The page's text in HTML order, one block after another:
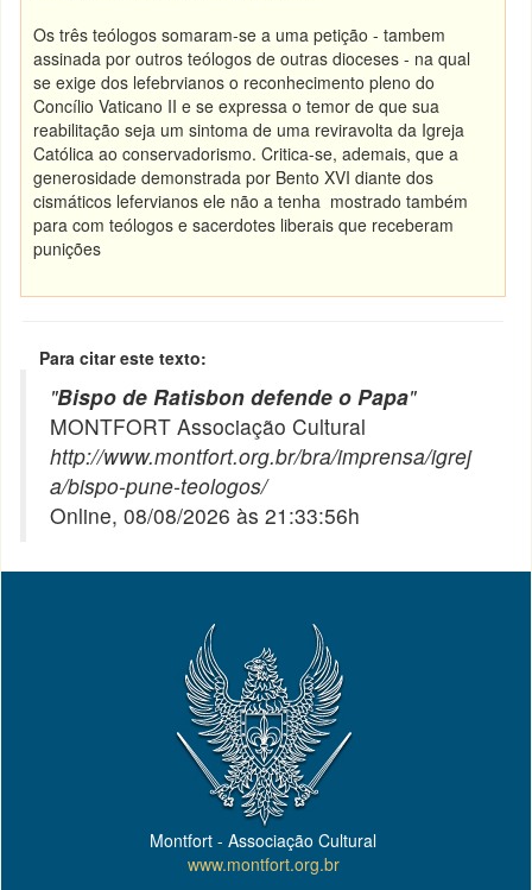
Os três teólogos somaram-se a uma petição - tambem
assinada por outros teólogos de outras dioceses - na qual
se exige dos lefebrvianos o reconhecimento pleno do
Concílio Vaticano II e se expressa o temor de que sua
reabilitação seja um sintoma de uma reviravolta da Igreja
Católica ao conservadorismo. Critica-se, ademais, que a
generosidade demonstrada por Bento XVI diante dos
cismáticos lefervianos ele não a tenha mostrado também
para com teólogos e sacerdotes liberais que receberam
punições
Para citar este texto:
"Bispo de Ratisbon defende o Papa"
MONTFORT Associação Cultural
http://www.montfort.org.br/bra/imprensa/igrej
a/bispo-pune-teologos/
Online, 08/08/2026 às 21:33:56h
Montfort - Associação Cultural
www.montfort.org.br